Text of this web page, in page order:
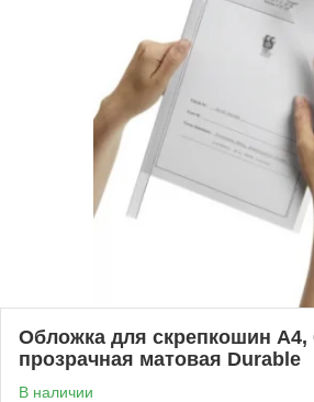
Обложка для скрепкошин А4,
прозрачная матовая Durable
В наличии